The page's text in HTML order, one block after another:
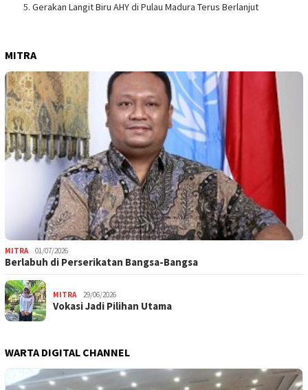
Gerakan Langit Biru AHY di Pulau Madura Terus Berlanjut
MITRA
MITRA 01/07/2026
Berlabuh di Perserikatan Bangsa-Bangsa
MITRA 29/06/2026
Vokasi Jadi Pilihan Utama
WARTA DIGITAL CHANNEL